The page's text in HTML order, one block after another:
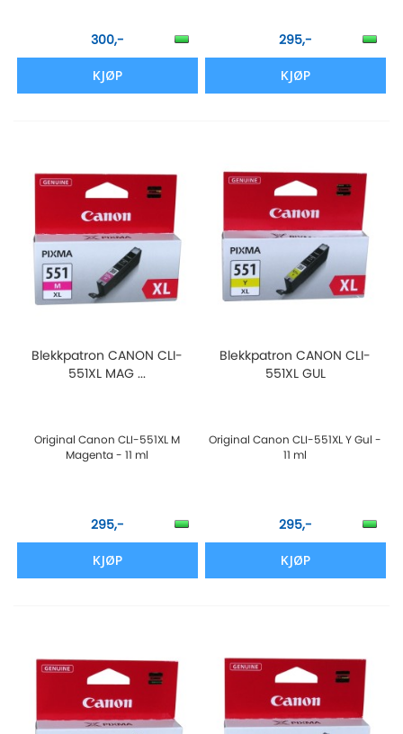
300,-
KJØP
295,-
KJØP
Blekkpatron CANON CLI-
551XL MAG ...
Original Canon CLI-551XL M
Magenta - 11 ml
295,-
KJØP
Blekkpatron CANON CLI-
551XL GUL
Original Canon CLI-551XL Y Gul -
11 ml
295,-
KJØP